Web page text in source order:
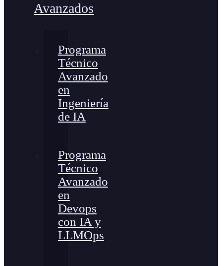
Avanzados
Programa
Técnico
Avanzado
en
Ingeniería
de IA
Programa
Técnico
Avanzado
en
Devops
con IA y
LLMOps